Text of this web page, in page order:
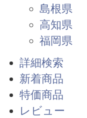
島根県
高知県
福岡県
詳細検索
新着商品
特価商品
レビュー